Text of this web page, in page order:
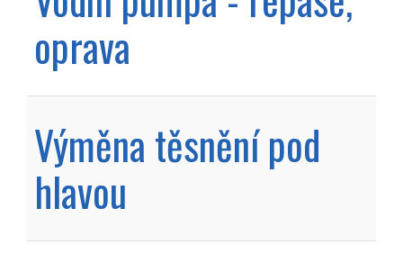
oprava
Výměna těsnění pod
hlavou